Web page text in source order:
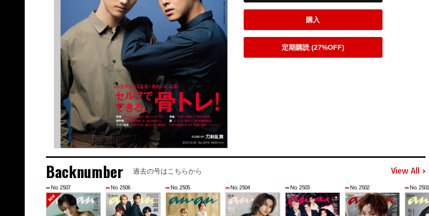
購入
定期購読 (27%OFF)
Backnumber 過去の号はこちらから View All
No. 2507 No. 2506 No. 2505 No. 2504 No. 2503 No. 2502 No. 2501